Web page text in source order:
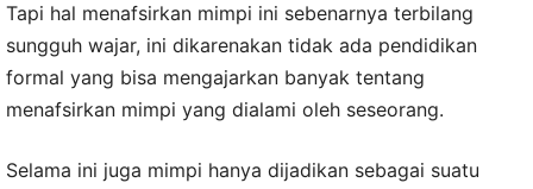
Tapi hal menafsirkan mimpi ini sebenarnya terbilang
sungguh wajar, ini dikarenakan tidak ada pendidikan
formal yang bisa mengajarkan banyak tentang
menafsirkan mimpi yang dialami oleh seseorang.
Selama ini juga mimpi hanya dijadikan sebagai suatu